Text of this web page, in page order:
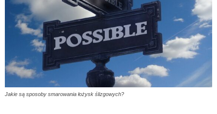
Jakie są sposoby smarowania łożysk ślizgowych?